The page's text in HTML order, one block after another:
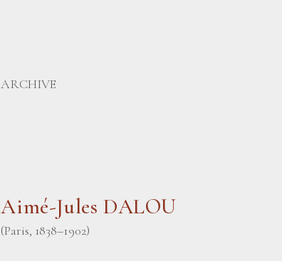
ARCHIVE
Aimé-Jules DALOU
(Paris, 1838–1902)